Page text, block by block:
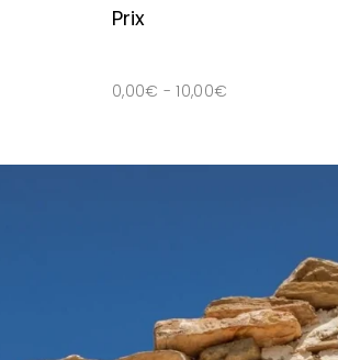
Prix
0,00€ -10,00€